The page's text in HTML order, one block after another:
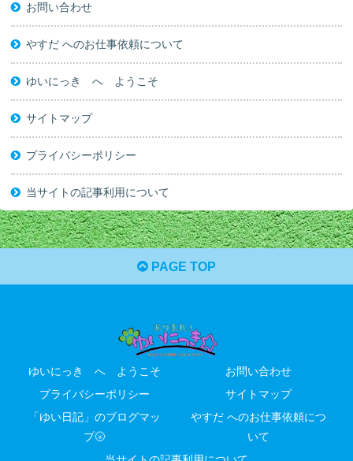
お問い合わせ
やすだ へのお仕事依頼について
ゆいにっき へ ようこそ
サイトマップ
プライバシーポリシー
当サイトの記事利用について
PAGE TOP
ゆいにっき へ ようこそ
お問い合わせ
プライバシーポリシー
サイトマップ
「ゆい日記」のブログマッ
プ🌝
やすだ へのお仕事依頼につ
いて